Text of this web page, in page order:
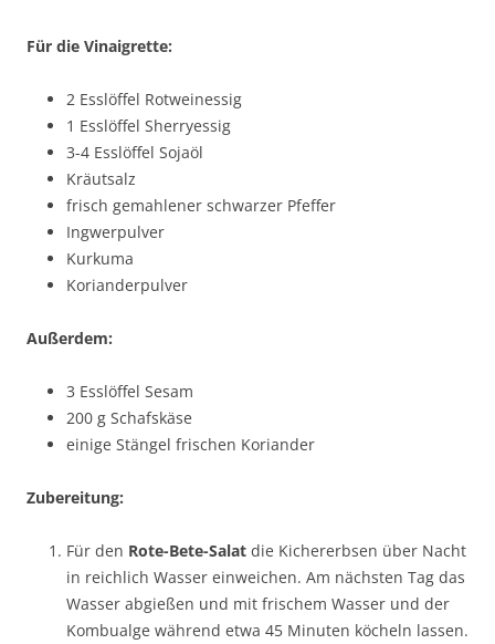
Für die Vinaigrette:
2 Esslöffel Rotweinessig
1 Esslöffel Sherryessig
3-4 Esslöffel Sojaöl
Kräutsalz
frisch gemahlener schwarzer Pfeffer
Ingwerpulver
Kurkuma
Korianderpulver
Außerdem:
3 Esslöffel Sesam
200 g Schafskäse
einige Stängel frischen Koriander
Zubereitung:
Für den Rote-Bete-Salat die Kichererbsen über Nacht
in reichlich Wasser einweichen. Am nächsten Tag das
Wasser abgießen und mit frischem Wasser und der
Kombualge während etwa 45 Minuten köcheln lassen.